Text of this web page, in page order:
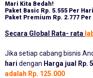
Mari Kita Bedah!
Paket Basic Rp. 5.555 Per Hari
Paket Premium Rp. 2.777
Secara Global Rata- rata
Jika setiap cabang bisnis
hari dengan Harga jual Rp.
adalah Rp. 125.000